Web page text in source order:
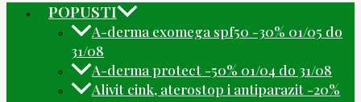
POPUSTI
A-derma exomega spf50 -30% 01/05 do
31/08
A-derma protect -50% 01/04 do 31/08
Alivit cink, aterostop i antiparazit -20%